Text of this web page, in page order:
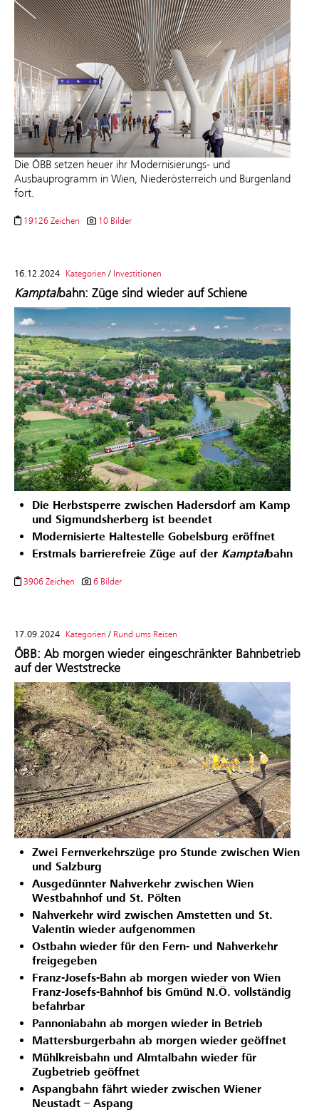
Die ÖBB setzen heuer ihr Modernisierungs- und
Ausbauprogramm in Wien, Niederösterreich und Burgenland
fort.
19126 Zeichen 10 Bilder
16.12.2024 Kategorien / Investitionen
Kamptalbahn: Züge sind wieder auf Schiene
Die Herbstsperre zwischen Hadersdorf am Kamp
und Sigmundsherberg ist beendet
Modernisierte Haltestelle Gobelsburg eröffnet
Erstmals barrierefreie Züge auf der Kamptalbahn
3906 Zeichen 6 Bilder
17.09.2024 Kategorien / Rund ums Reisen
ÖBB: Ab morgen wieder eingeschränkter Bahnbetrieb
auf der Weststrecke
Zwei Fernverkehrszüge pro Stunde zwischen Wien
und Salzburg
Ausgedünnter Nahverkehr zwischen Wien
Westbahnhof und St. Pölten
Nahverkehr wird zwischen Amstetten und St.
Valentin wieder aufgenommen
Ostbahn wieder für den Fern- und Nahverkehr
freigegeben
Franz-Josefs-Bahn ab morgen wieder von Wien
Franz-Josefs-Bahnhof bis Gmünd N.Ö. vollständig
befahrbar
Pannoniabahn ab morgen wieder in Betrieb
Mattersburgerbahn ab morgen wieder geöffnet
Mühlkreisbahn und Almtalbahn wieder für
Zugbetrieb geöffnet
Aspangbahn fährt wieder zwischen Wiener
Neustadt – Aspang